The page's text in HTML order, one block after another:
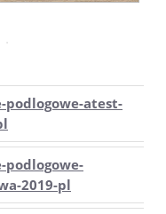
podlogowe-atest-
podlogowe-
2019-pl